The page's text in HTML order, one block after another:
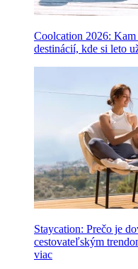
Coolcation 2026:
destinácií, kde si leto
Staycation: Prečo je
cestovateľským
viac